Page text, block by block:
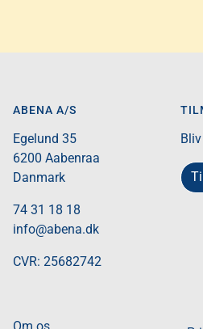
ABENA A/S
Egelund 35​
6200 Aabenraa​
Danmark​
74 31 18 18
info@abena.dk
CVR: 25682742​